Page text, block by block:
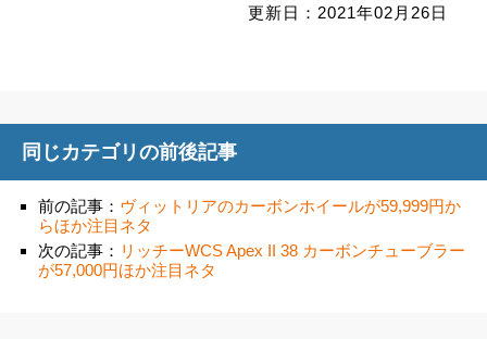
更新日：2021年02月26日
同じカテゴリの前後記事
前の記事： ヴィットリアのカーボンホイールが59,999円か
らほか注目ネタ
次の記事： リッチーWCS Apex II 38 カーボンチューブラー
が57,000円ほか注目ネタ